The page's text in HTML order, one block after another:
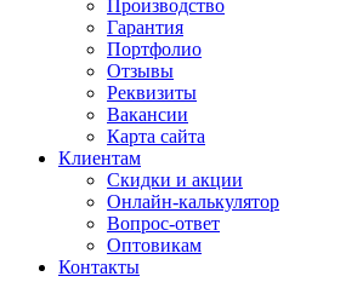
Производство
Гарантия
Портфолио
Отзывы
Реквизиты
Вакансии
Карта сайта
Клиентам
Скидки и акции
Онлайн-калькулятор
Вопрос-ответ
Оптовикам
Контакты